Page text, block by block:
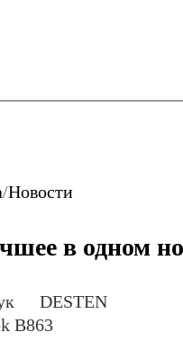
/Новости
в одном